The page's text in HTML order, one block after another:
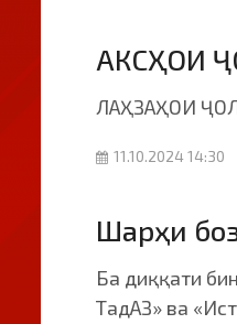
АКСҲОИ
ЛАҲЗАҲОИ
11.10.2024 14:30
Шарҳи
Ба диққати
ТадАЗ» ва